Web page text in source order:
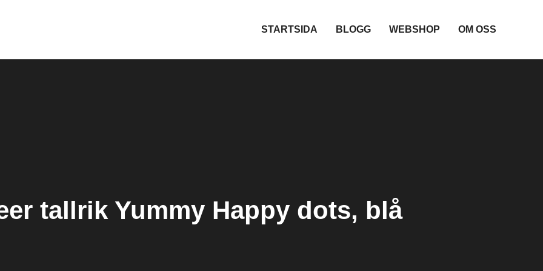
STARTSIDA BLOGG WEBSHOP OM OSS
tallrik Yummy Happy dots, blå